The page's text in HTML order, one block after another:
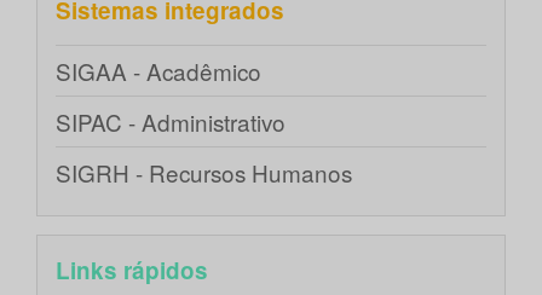
Sistemas integrados
SIGAA - Acadêmico
SIPAC - Administrativo
SIGRH - Recursos Humanos
Links rápidos